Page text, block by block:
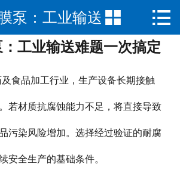
 网站首页
公司简介
产品展示
新闻中心
荣誉资质
公司场景
泵：工业输送
一次搞定
 
工业输送难题一次搞定
食品加工行业，生产设备长期接触
若材质抗腐蚀能力不足，将直接导致
污染风险增加。选择经过验证的耐腐
安全生产的基础条件。